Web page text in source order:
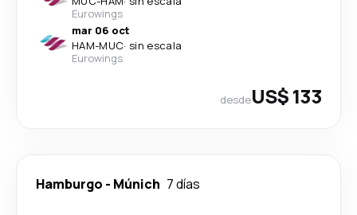
Eurowings
mar 06 oct
HAM-MUC· sin escala
Eurowings
desdeUS$ 133
Hamburgo - Múnich 7 días